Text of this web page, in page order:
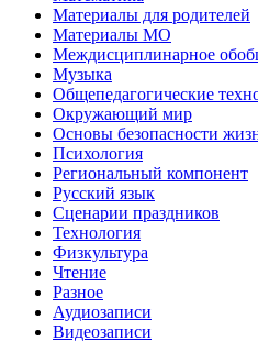
Материалы для родителей
Материалы МО
Междисциплинарное
Музыка
Общепедагогические
Окружающий мир
Основы безопасности
Психология
Региональный компонент
Русский язык
Сценарии праздников
Технология
Физкультура
Чтение
Разное
Аудиозаписи
Видеозаписи